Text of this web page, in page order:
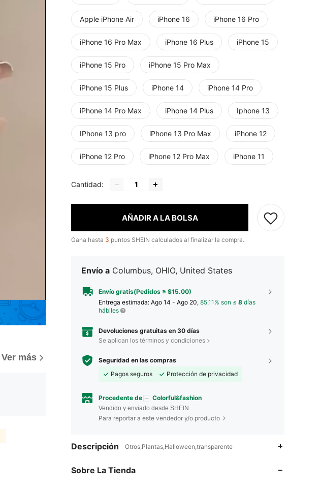
Ver más
Apple iPhone Air iPhone 16 iPhone 16 Pro
iPhone 16 Pro Max iPhone 16 Plus iPhone 15
iPhone 15 Pro iPhone 15 Pro Max
iPhone 15 Plus iPhone 14 iPhone 14 Pro
iPhone 14 Pro Max iPhone 14 Plus Iphone 13
IPhone 13 pro iPhone 13 Pro Max iPhone 12
iPhone 12 Pro iPhone 12 Pro Max iPhone 11
Cantidad:
AÑADIR A LA BOLSA
Gana hasta 3 puntos SHEIN calculados al finalizar la compra.
Envío a Columbus, OHIO, United States
Envío gratis(Pedidos ≥ $15.00)
Entrega estimada: Ago 14 - Ago 20, 85.11% son ≤ 8 días
hábiles
Devoluciones gratuitas en 30 días
Se aplican los términos y condiciones
Seguridad en las compras
Pagos seguros
Protección de privacidad
Procedente de Colorful&fashion
Vendido y enviado desde SHEIN.
Para reportar a este vendedor y/o producto
Descripción Otros,Plantas,Halloween,transparente
Sobre La Tienda
4.89 1.9K 54K